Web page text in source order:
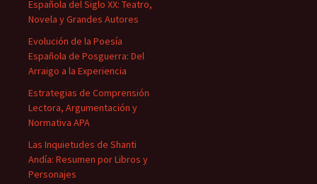
Española del Siglo XX: Teatro,
Novela y Grandes Autores
Evolución de la Poesía
Española de Posguerra: Del
Arraigo a la Experiencia
Estrategias de Comprensión
Lectora, Argumentación y
Normativa APA
Las Inquietudes de Shanti
Andía: Resumen por Libros y
Personajes